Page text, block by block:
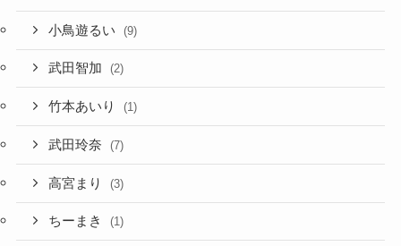
小鳥遊るい (9)
武田智加 (2)
竹本あいり (1)
武田玲奈 (7)
高宮まり (3)
ちーまき (1)